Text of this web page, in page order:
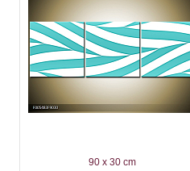
90 x 30 cm